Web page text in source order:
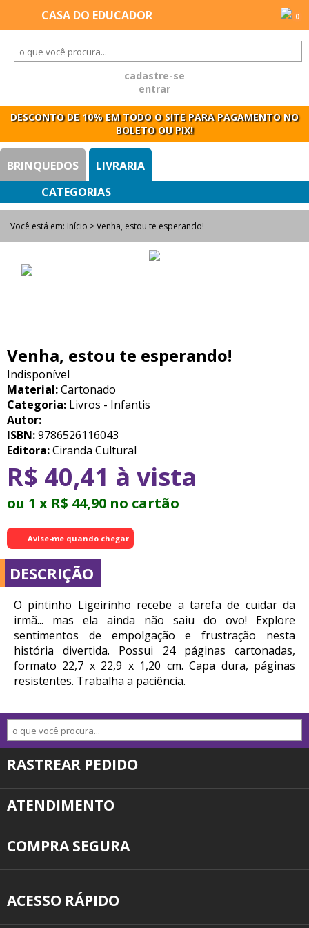
0
cadastre-se
entrar
DESCONTO DE 10% EM TODO O SITE PARA PAGAMENTO NO
BOLETO OU PIX!
BRINQUEDOS LIVRARIA
Você está em: Início > Venha, estou te esperando!
Venha, estou te esperando!
Indisponível
Material:Cartonado
Categoria: Livros - Infantis
Autor:
ISBN:9786526116043
Editora:Ciranda Cultural
R$ 40,41 à vista
ou 1 x R$ 44,90 no cartão
Avise-me quando chegar
DESCRIÇÃO
O pintinho Ligeirinho recebe a tarefa de cuidar da
irmã... mas ela ainda não saiu do ovo! Explore
sentimentos de empolgação e frustração nesta
história divertida. Possui 24 páginas cartonadas,
formato 22,7 x 22,9 x 1,20 cm. Capa dura, páginas
resistentes. Trabalha a paciência.
RASTREAR PEDIDO
ATENDIMENTO
COMPRA SEGURA
ACESSO RÁPIDO